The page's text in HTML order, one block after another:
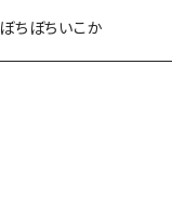
ぼちぼちいこか